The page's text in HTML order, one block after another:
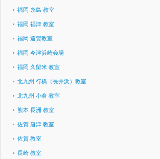
福岡 糸島 教室
福岡 福津 教室
福岡 遠賀教室
福岡 今津浜崎会場
福岡 久留米 教室
北九州 行橋（長井浜）教室
北九州 小倉 教室
熊本 長洲 教室
佐賀 唐津 教室
佐賀 教室
長崎 教室